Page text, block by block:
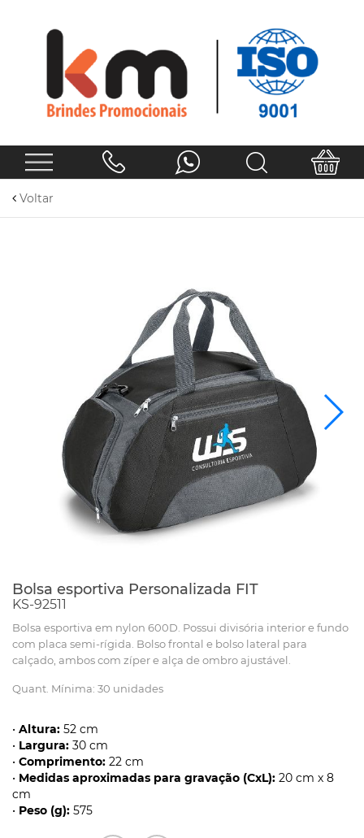
Voltar
Bolsa esportiva Personalizada FIT
KS-92511
Bolsa esportiva em nylon 600D. Possui divisória interior e fundo
com placa semi-rígida. Bolso frontal e bolso lateral para
calçado, ambos com zíper e alça de ombro ajustável.
Quant. Mínima: 30 unidades
• Altura: 52 cm
• Largura: 30 cm
• Comprimento: 22 cm
• Medidas aproximadas para gravação (CxL): 20 cm x 8
cm
• Peso (g): 575